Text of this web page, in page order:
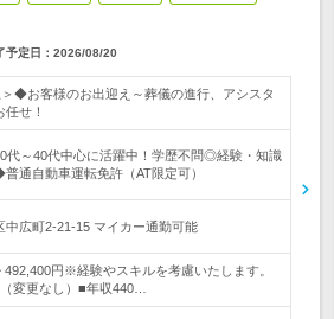
予定日： 2026/08/20
＞◆お客様のお出迎え～葬儀の進行、アシスタ
せ！
代～40代中心に活躍中！学歴不問◎経験・知識
通自動車運転免許（AT限定可）
中広町2-21-15 マイカー通勤可能
492,400円※経験やスキルを考慮いたします。
変更なし）■年収440…